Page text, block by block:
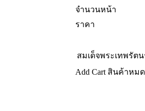
จำนวนหน้า
ราคา
สมเด็จพระเทพรัต
Add Cart สินค้าหมด